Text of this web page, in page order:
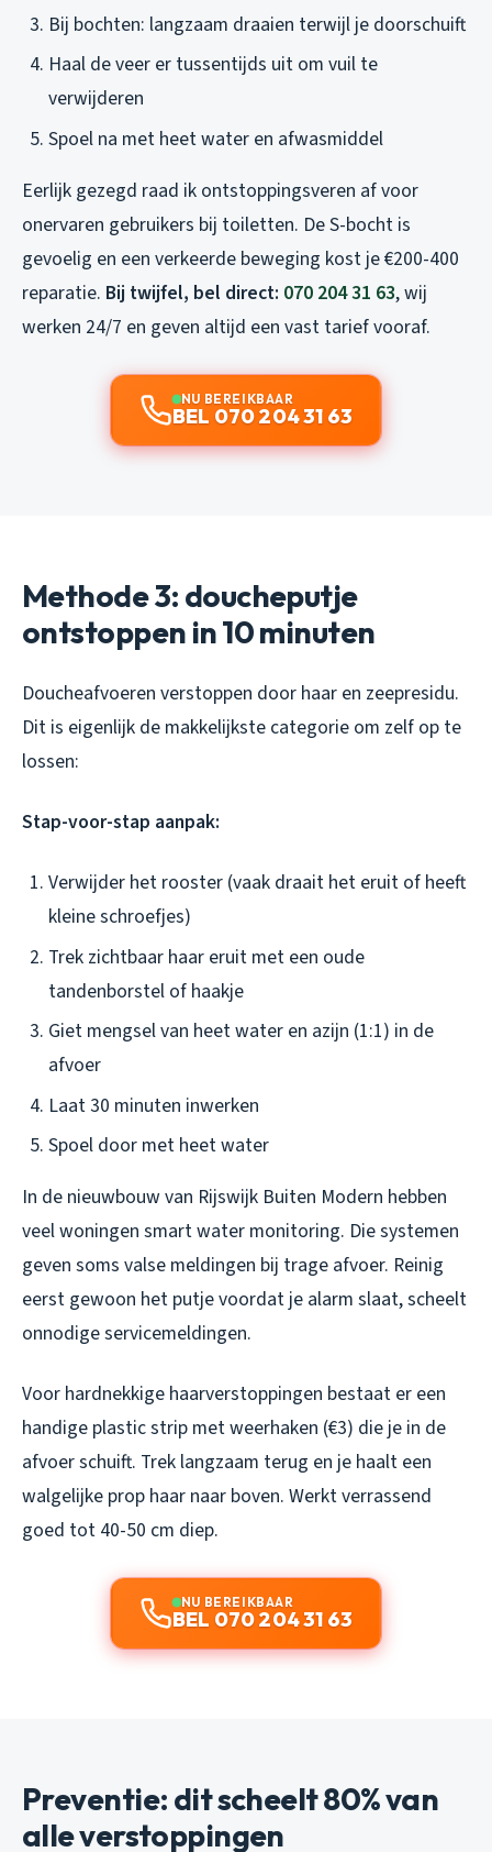
Bij bochten: langzaam draaien terwijl je doorschuift
Haal de veer er tussentijds uit om vuil te
verwijderen
Spoel na met heet water en afwasmiddel
Eerlijk gezegd raad ik ontstoppingsveren af voor
onervaren gebruikers bij toiletten. De S-bocht is
gevoelig en een verkeerde beweging kost je €200-400
reparatie. Bij twijfel, bel direct: 070 204 31 63, wij
werken 24/7 en geven altijd een vast tarief vooraf.
NU BEREIKBAAR
BEL 070 204 31 63
Methode 3: doucheputje
ontstoppen in 10 minuten
Doucheafvoeren verstoppen door haar en zeepresidu.
Dit is eigenlijk de makkelijkste categorie om zelf op te
lossen:
Stap-voor-stap aanpak:
Verwijder het rooster (vaak draait het eruit of heeft
kleine schroefjes)
Trek zichtbaar haar eruit met een oude
tandenborstel of haakje
Giet mengsel van heet water en azijn (1:1) in de
afvoer
Laat 30 minuten inwerken
Spoel door met heet water
In de nieuwbouw van Rijswijk Buiten Modern hebben
veel woningen smart water monitoring. Die systemen
geven soms valse meldingen bij trage afvoer. Reinig
eerst gewoon het putje voordat je alarm slaat, scheelt
onnodige servicemeldingen.
Voor hardnekkige haarverstoppingen bestaat er een
handige plastic strip met weerhaken (€3) die je in de
afvoer schuift. Trek langzaam terug en je haalt een
walgelijke prop haar naar boven. Werkt verrassend
goed tot 40-50 cm diep.
NU BEREIKBAAR
BEL 070 204 31 63
Preventie: dit scheelt 80% van
alle verstoppingen